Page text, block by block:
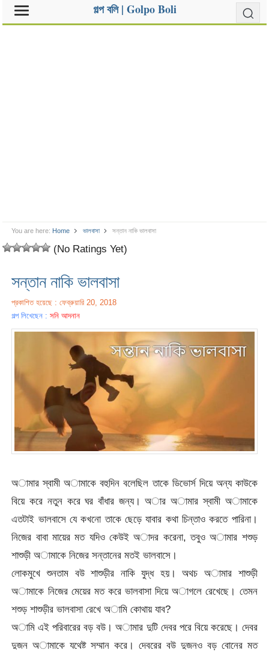
গল্প বলি | Golpo Boli
You are here: Home ভালবাসা সন্তান নাকি ভালবাসা
(No Ratings Yet)
সন্তান নাকি ভালবাসা
প্রকাশিত হয়েছে : ফেব্রুয়ারি 20, 2018
গল্প লিখেছেন :সনি আদনান
অামার স্বামী অামাকে বহুদিন বলেছিল তাকে ডিভোর্স দিয়ে অন্য কাউকে
বিয়ে করে নতুন করে ঘর বাঁধার জন্য। অার অামার স্বামী অামাকে
এতটাই ভালবাসে যে কখনো তাকে ছেড়ে যাবার কথা চিন্তাও করতে পারিনা।
নিজের বাবা মায়ের মত যদিও কেউই অাদর করেনা, তবুও অামার শশুড়
শাশুড়ী অামাকে নিজের সন্তানের মতই ভালবাসে।
লোকমুখে শুনতাম বউ শাশুড়ীর নাকি যুদ্ধ হয়। অথচ অামার শাশুড়ী
অামাকে নিজের মেয়ের মত করে ভালবাসা দিয়ে অাগলে রেখেছে। তেমন
শশুড় শাশুড়ীর ভালবাসা রেখে অামি কোথায় যাব?
অামি এই পরিবারের বড় বউ। অামার দুটি দেবর পরে বিয়ে করেছে। দেবর
দুজন অামাকে যথেষ্ট সম্মান করে। দেবরের বউ দুজনও বড় বোনের মত